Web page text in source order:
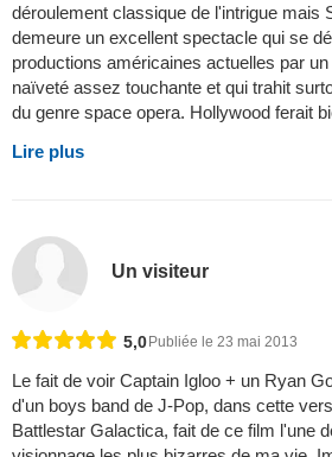
déroulement classique de l'intrigue mais
demeure un excellent spectacle qui se
productions américaines actuelles par
naïveté assez touchante et qui trahit
du genre space opera. Hollywood ferait
Lire plus
Un visiteur
5,0 Publiée le 23 mai 2013
Le fait de voir Captain Igloo + un Ryan
d'un boys band de J-Pop, dans cette
Battlestar Galactica, fait de ce film l'une